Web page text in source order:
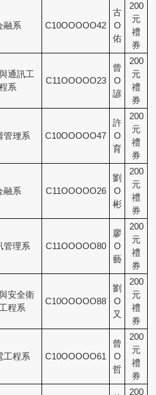
融系 C10OOOOO42
古
O
佑
200
元
禮
券
通訊工
系
C11OOOOO23
曾
O
諺
200
元
禮
券
管理系 C10OOOOO47
許
O
育
200
元
禮
券
融系 C11OOOOO26
劉
O
彬
200
元
禮
券
管理系 C11OOOOO80
廖
O
藝
200
元
禮
券
安全衛
程系
C10OOOOO88
劉
O
又
200
元
禮
券
工程系 C10OOOOO61
曾
O
哲
200
元
禮
券
200